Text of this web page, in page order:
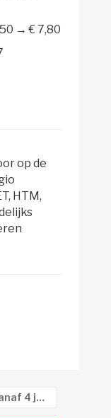
→ € 7,80
op de
HTM,
januari